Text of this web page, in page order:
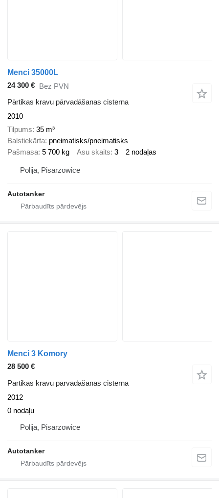
Menci 35000L
24 300 € Bez PVN
Pārtikas kravu pārvadāšanas cisterna
2010
Tilpums 35 m³
Balstiekārta pneimatisks/pneimatisks
Pašmasa 5 700 kg Asu skaits 3 2 nodaļas
Polija, Pisarzowice
Autotanker
Menci 3 Komory
28 500 €
Pārtikas kravu pārvadāšanas cisterna
2012
0 nodaļu
Polija, Pisarzowice
Autotanker